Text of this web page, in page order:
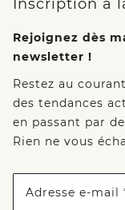
Inscription à
Rejoignez dès
newsletter !
Restez au
des tendances
en passant par
Rien ne vous
Adresse e-mail